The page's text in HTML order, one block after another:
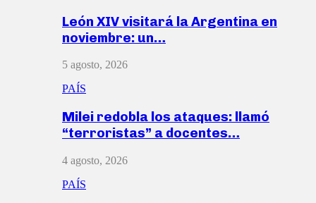
León XIV visitará la Argentina en
noviembre: un…
5 agosto, 2026
PAÍS
Milei redobla los ataques: llamó
“terroristas” a docentes…
4 agosto, 2026
PAÍS